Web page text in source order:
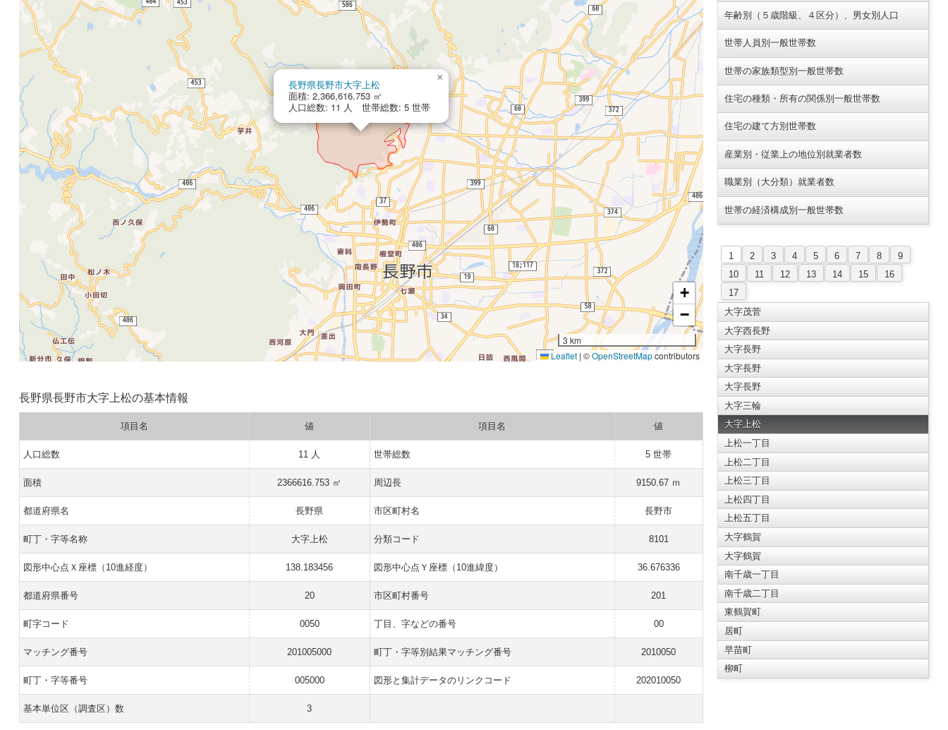
長野県長野市大字上松
面積: 2,366,616.753 ㎡
人口総数: 11 人 世帯総数: 5 世帯
×
+
−
3 km
Leaflet | ©OpenStreetMapcontributors
長野県長野市大字上松の基本情報
項目名 値 項目名 値
人口総数 11 人 世帯総数 5 世帯
面積 2366616.753 ㎡ 周辺長 9150.67 ｍ
都道府県名 長野県 市区町村名 長野市
町丁・字等名称 大字上松 分類コード 8101
図形中心点Ｘ座標（10進経度） 138.183456 図形中心点Ｙ座標（10進緯度） 36.676336
都道府県番号 20 市区町村番号 201
町字コード 0050 丁目、字などの番号 00
マッチング番号 201005000 町丁・字等別結果マッチング番号 2010050
町丁・字等番号 005000 図形と集計データのリンクコード 202010050
基本単位区（調査区）数 3
年齢別（５歳階級、４区分）、男女別人口
世帯人員別一般世帯数
世帯の家族類型別一般世帯数
住宅の種類・所有の関係別一般世帯数
住宅の建て方別世帯数
産業別・従業上の地位別就業者数
職業別（大分類）就業者数
世帯の経済構成別一般世帯数
1 2 3 4 5 6 7 8
9
10
11 12 13 14 15
16
17
大字茂菅
大字西長野
大字長野
大字長野
大字長野
大字三輪
大字上松
上松一丁目
上松二丁目
上松三丁目
上松四丁目
上松五丁目
大字鶴賀
大字鶴賀
南千歳一丁目
南千歳二丁目
東鶴賀町
居町
早苗町
柳町